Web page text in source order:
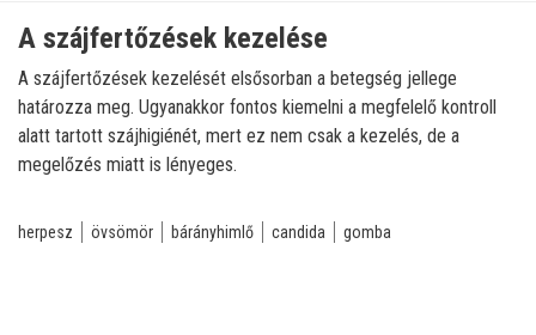
A szájfertőzések kezelése
A szájfertőzések kezelését elsősorban a betegség jellege
határozza meg. Ugyanakkor fontos kiemelni a megfelelő kontroll
alatt tartott szájhigiénét, mert ez nem csak a kezelés, de a
megelőzés miatt is lényeges.
herpesz övsömör bárányhimlő candida gomba